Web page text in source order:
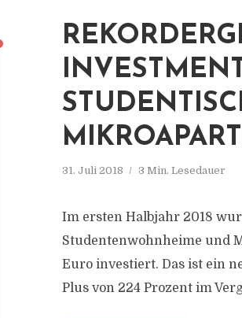
31. Juli 2018 3 Min. Lesedauer
Im ersten Halbjahr 2018
Studentenwohnheime und
Euro investiert. Das ist ein
Plus von 224 Prozent im